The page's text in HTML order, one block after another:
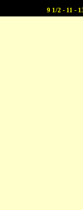
9 1/2 - 11 -